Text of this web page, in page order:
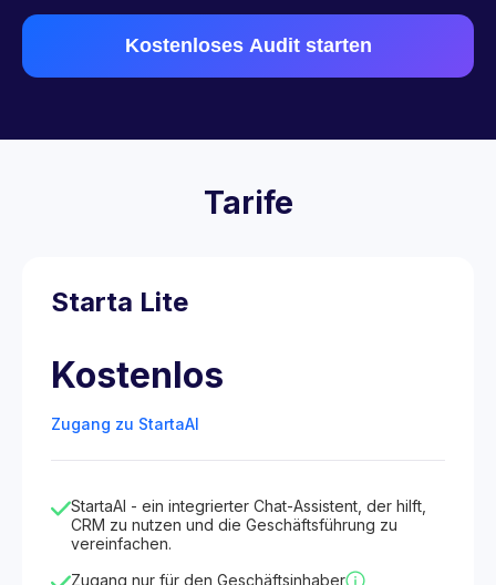
Kostenloses Audit starten
Tarife
Starta Lite
Kostenlos
Zugang zu StartaAI
StartaAI - ein integrierter Chat-Assistent, der hilft,
CRM zu nutzen und die Geschäftsführung zu
vereinfachen.
Zugang nur für den Geschäftsinhaber